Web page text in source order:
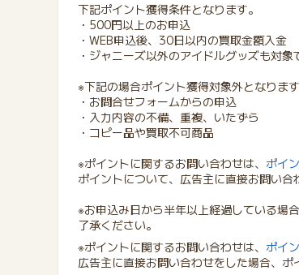
下記ポイント獲得条件となります。
・500円以上のお申込
・WEB申込後、30日以内の買取金額入金
・ジャニーズ以外のアイドルグッズも対象
※下記の場合ポイント獲得対象外となります
・お問合せフォームからの申込
・入力内容の不備、重複、いたずら
・コピー品や買取不可商品
※ポイントに関するお問い合わせは、 ポイ
ポイントについて、広告主に直接お問い合
※お申込み日から半年以上経過している場
了承ください。
※ポイントに関するお問い合わせは、 ポイ
広告主に直接お問い合わせをした場合、ポ